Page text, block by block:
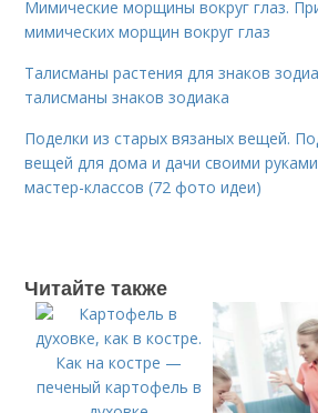
Мимические морщины вокруг глаз.
мимических морщин вокруг глаз
Талисманы растения для знаков
талисманы знаков зодиака
Поделки из старых вязаных вещей.
вещей для дома и дачи своими
мастер-классов (72 фото идеи)
Читайте также